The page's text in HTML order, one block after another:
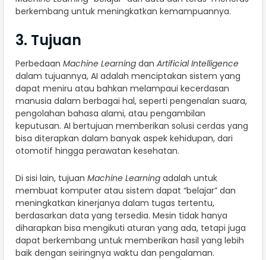
berkembang untuk meningkatkan kemampuannya.
3. Tujuan
Perbedaan Machine Learning dan Artificial Intelligence
dalam tujuannya, AI adalah menciptakan sistem yang
dapat meniru atau bahkan melampaui kecerdasan
manusia dalam berbagai hal, seperti pengenalan suara,
pengolahan bahasa alami, atau pengambilan
keputusan. AI bertujuan memberikan solusi cerdas yang
bisa diterapkan dalam banyak aspek kehidupan, dari
otomotif hingga perawatan kesehatan.
Di sisi lain, tujuan Machine Learning adalah untuk
membuat komputer atau sistem dapat “belajar” dan
meningkatkan kinerjanya dalam tugas tertentu,
berdasarkan data yang tersedia. Mesin tidak hanya
diharapkan bisa mengikuti aturan yang ada, tetapi juga
dapat berkembang untuk memberikan hasil yang lebih
baik dengan seiringnya waktu dan pengalaman.